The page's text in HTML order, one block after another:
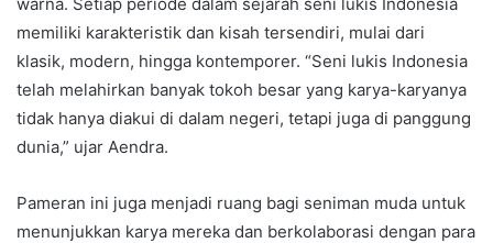
memiliki karakteristik dan kisah tersendiri, mulai dari
klasik, modern, hingga kontemporer. “Seni lukis Indonesia
telah melahirkan banyak tokoh besar yang karya-karyanya
tidak hanya diakui di dalam negeri, tetapi juga di panggung
dunia,” ujar Aendra.
Pameran ini juga menjadi ruang bagi seniman muda untuk
menunjukkan karya mereka dan berkolaborasi dengan para